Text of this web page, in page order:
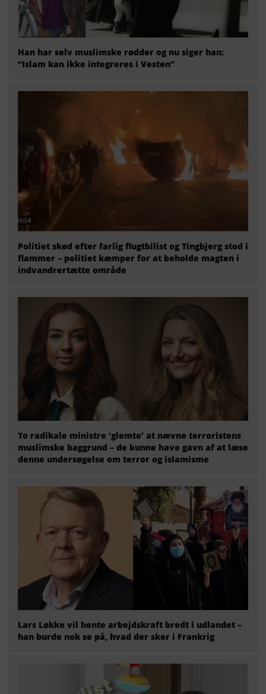
Han har selv muslimske rødder og nu siger han:
“Islam kan ikke integreres i Vesten”
Politiet skød efter farlig flugtbilist og Tingbjerg stod i
flammer – politiet kæmper for at beholde magten i
indvandrertætte område
To radikale ministre ‘glemte’ at nævne terroristens
muslimske baggrund – de kunne have gavn af at læse
denne undersøgelse om terror og islamisme
Lars Løkke vil hente arbejdskraft bredt i udlandet –
han burde nok se på, hvad der sker i Frankrig